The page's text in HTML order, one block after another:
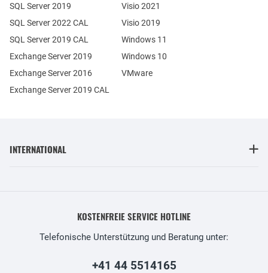
Exchange Server 2019
Exchange Server 2016
SQL Server 2019
SQL Server 2022 CAL
SQL Server 2019 CAL
Exchange Server 2019 CAL
Visio 2021
Visio 2019
Windows 11
Windows 10
VMware
INTERNATIONAL
KOSTENFREIE SERVICE HOTLINE
Telefonische Unterstützung und Beratung unter:
+41 44 5514165